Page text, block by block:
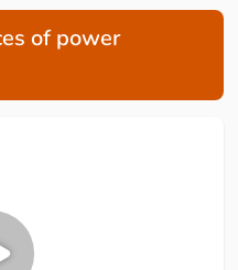
of power